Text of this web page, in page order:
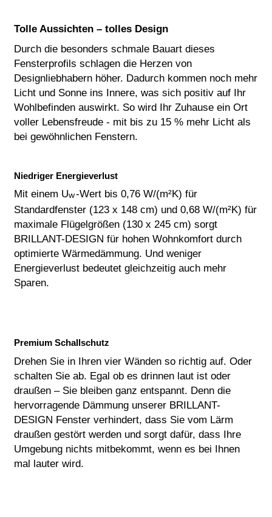
Tolle Aussichten – tolles Design
Durch die besonders schmale Bauart dieses
Fensterprofils schlagen die Herzen von
Designliebhabern höher. Dadurch kommen noch mehr
Licht und Sonne ins Innere, was sich positiv auf Ihr
Wohlbefinden auswirkt. So wird Ihr Zuhause ein Ort
voller Lebensfreude - mit bis zu 15 % mehr Licht als
bei gewöhnlichen Fenstern.
Niedriger Energieverlust
Mit einem Uw-Wert bis 0,76 W/(m²K) für
Standardfenster (123 x 148 cm) und 0,68 W/(m²K) für
maximale Flügelgrößen (130 x 245 cm) sorgt
BRILLANT-DESIGN für hohen Wohnkomfort durch
optimierte Wärmedämmung. Und weniger
Energieverlust bedeutet gleichzeitig auch mehr
Sparen.
Premium Schallschutz
Drehen Sie in Ihren vier Wänden so richtig auf. Oder
schalten Sie ab. Egal ob es drinnen laut ist oder
draußen – Sie bleiben ganz entspannt. Denn die
hervorragende Dämmung unserer BRILLANT-
DESIGN Fenster verhindert, dass Sie vom Lärm
draußen gestört werden und sorgt dafür, dass Ihre
Umgebung nichts mitbekommt, wenn es bei Ihnen
mal lauter wird.